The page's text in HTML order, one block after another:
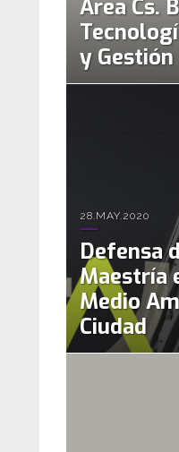
Área Cs.
y Gestión
28.MAY.2020
Defensa
Maestría
Medio
Ciudad